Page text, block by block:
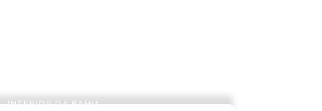
INTERIOR DA BAHIA